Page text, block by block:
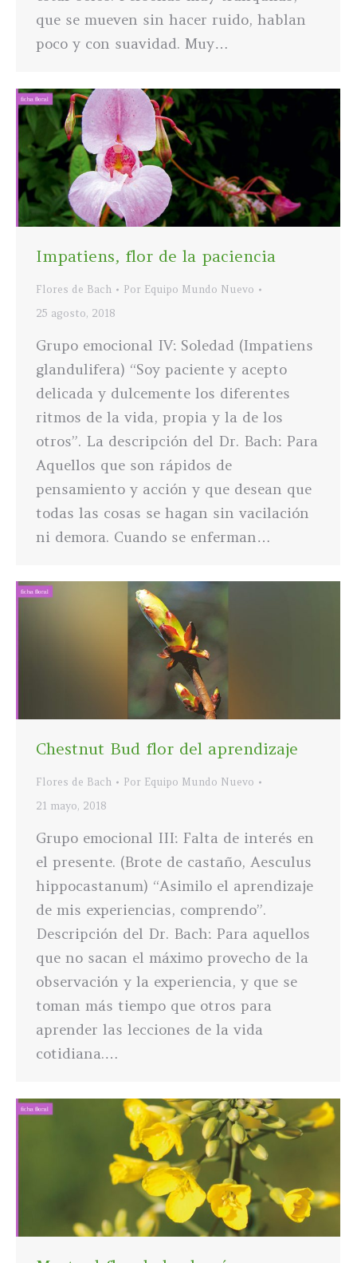
que se mueven sin hacer ruido, hablan
poco y con suavidad. Muy…
Impatiens, flor de la paciencia
Flores de Bach Por Equipo Mundo Nuevo
25 agosto, 2018
Grupo emocional IV: Soledad (Impatiens
glandulifera) “Soy paciente y acepto
delicada y dulcemente los diferentes
ritmos de la vida, propia y la de los
otros”. La descripción del Dr. Bach: Para
Aquellos que son rápidos de
pensamiento y acción y que desean que
todas las cosas se hagan sin vacilación
ni demora. Cuando se enferman…
Chestnut Bud flor del aprendizaje
Flores de Bach Por Equipo Mundo Nuevo
21 mayo, 2018
Grupo emocional III: Falta de interés en
el presente. (Brote de castaño, Aesculus
hippocastanum) “Asimilo el aprendizaje
de mis experiencias, comprendo”.
Descripción del Dr. Bach: Para aquellos
que no sacan el máximo provecho de la
observación y la experiencia, y que se
toman más tiempo que otros para
aprender las lecciones de la vida
cotidiana.…